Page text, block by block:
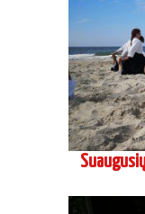
Vasaros